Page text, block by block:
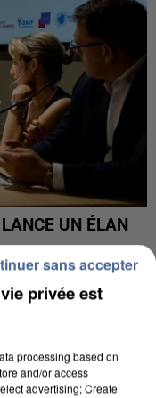
UN ÉLAN
privée est
processing based on
and/or access
advertising; Create
sans accepter